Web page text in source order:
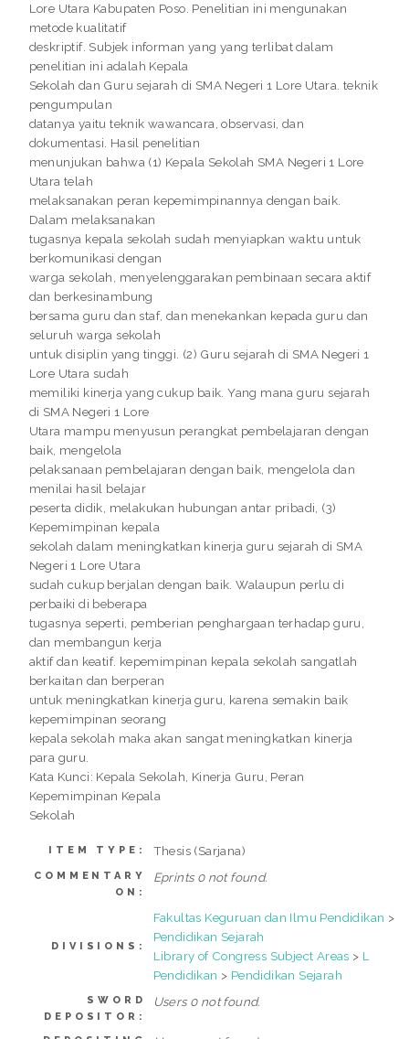
Lore Utara Kabupaten Poso. Penelitian ini mengunakan
metode kualitatif
deskriptif. Subjek informan yang yang terlibat dalam
penelitian ini adalah Kepala
Sekolah dan Guru sejarah di SMA Negeri 1 Lore Utara. teknik
pengumpulan
datanya yaitu teknik wawancara, observasi, dan
dokumentasi. Hasil penelitian
menunjukan bahwa (1) Kepala Sekolah SMA Negeri 1 Lore
Utara telah
melaksanakan peran kepemimpinannya dengan baik.
Dalam melaksanakan
tugasnya kepala sekolah sudah menyiapkan waktu untuk
berkomunikasi dengan
warga sekolah, menyelenggarakan pembinaan secara aktif
dan berkesinambung
bersama guru dan staf, dan menekankan kepada guru dan
seluruh warga sekolah
untuk disiplin yang tinggi. (2) Guru sejarah di SMA Negeri 1
Lore Utara sudah
memiliki kinerja yang cukup baik. Yang mana guru sejarah
di SMA Negeri 1 Lore
Utara mampu menyusun perangkat pembelajaran dengan
baik, mengelola
pelaksanaan pembelajaran dengan baik, mengelola dan
menilai hasil belajar
peserta didik, melakukan hubungan antar pribadi, (3)
Kepemimpinan kepala
sekolah dalam meningkatkan kinerja guru sejarah di SMA
Negeri 1 Lore Utara
sudah cukup berjalan dengan baik. Walaupun perlu di
perbaiki di beberapa
tugasnya seperti, pemberian penghargaan terhadap guru,
dan membangun kerja
aktif dan keatif. kepemimpinan kepala sekolah sangatlah
berkaitan dan berperan
untuk meningkatkan kinerja guru, karena semakin baik
kepemimpinan seorang
kepala sekolah maka akan sangat meningkatkan kinerja
para guru.
Kata Kunci: Kepala Sekolah, Kinerja Guru, Peran
Kepemimpinan Kepala
Sekolah
ITEM TYPE: Thesis (Sarjana)
COMMENTARY
ON:
Eprints 0 not found.
DIVISIONS:
Fakultas Keguruan dan Ilmu Pendidikan >
Pendidikan Sejarah
Library of Congress Subject Areas > L
Pendidikan > Pendidikan Sejarah
SWORD
DEPOSITOR:
Users 0 not found.